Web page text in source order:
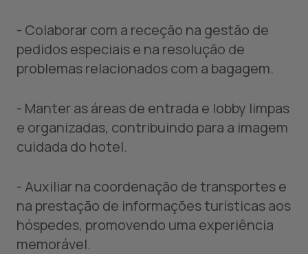
- Colaborar com a receção na gestão de
pedidos especiais e na resolução de
problemas relacionados com a bagagem.
- Manter as áreas de entrada e lobby limpas
e organizadas, contribuindo para a imagem
cuidada do hotel.
- Auxiliar na coordenação de transportes e
na prestação de informações turísticas aos
hóspedes, promovendo uma experiência
memorável.